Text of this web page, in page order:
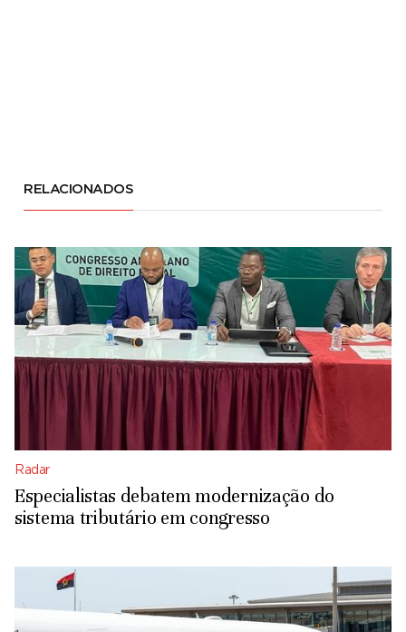
RELACIONADOS
Radar
Especialistas debatem modernização do
sistema tributário em congresso